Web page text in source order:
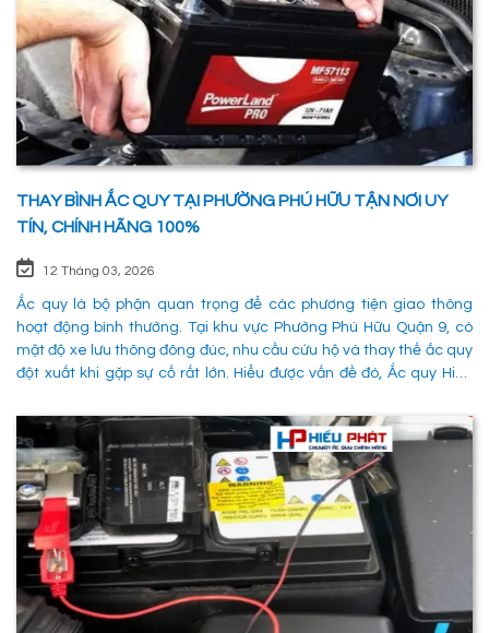
THAY BÌNH ẮC QUY TẠI PHƯỜNG PHÚ HỮU TẬN NƠI UY
TÍN, CHÍNH HÃNG 100%
12 Tháng 03, 2026
Ắc quy là bộ phận quan trọng để các phương tiện giao thông
hoạt động bình thường. Tại khu vực Phường Phú Hữu Quận 9, có
mật độ xe lưu thông đông đúc, nhu cầu cứu hộ và thay thế ắc quy
đột xuất khi gặp sự cố rất lớn. Hiểu được vấn đề đó, Ắc quy Hiếu
Hữu Quận 9 một cách nhanh chóng, chuyên nghiệp và đảm bảo
mọi hoạt động của các phương tiên giao thông không bị gián
đoạn. 1. Dịch vụ thay ắc quy tận nơi tại Phường Phú Hữu Quận 9
nhanh chóng, uy tín